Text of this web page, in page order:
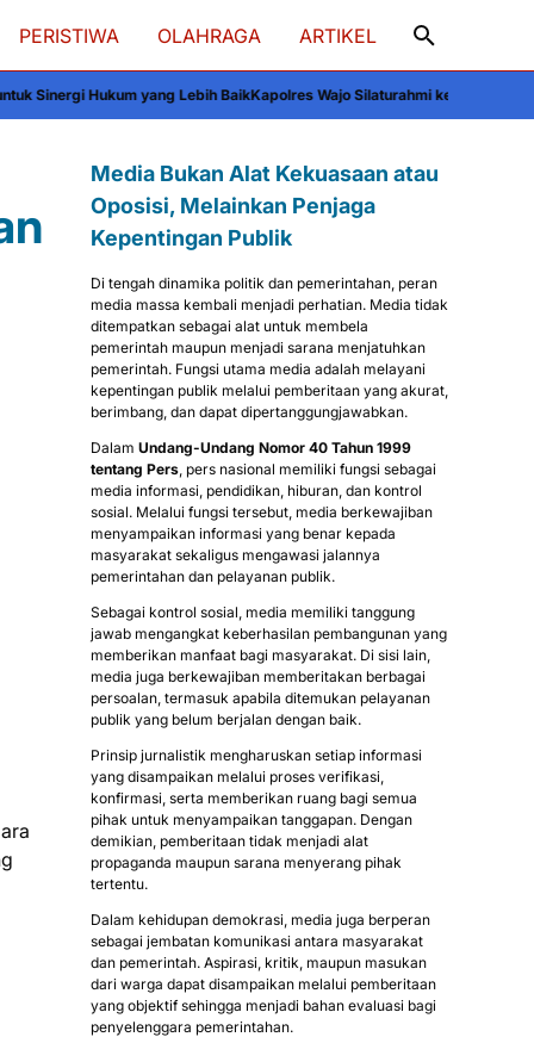
PERISTIWA OLAHRAGA ARTIKEL
Lebih BaikKapolres Wajo Silaturahmi ke Bupati Andi Rosman, Sinergi
Media Bukan Alat Kekuasaan atau
Oposisi, Melainkan Penjaga
Kepentingan Publik
Di tengah dinamika politik dan pemerintahan, peran
media massa kembali menjadi perhatian. Media tidak
ditempatkan sebagai alat untuk membela
pemerintah maupun menjadi sarana menjatuhkan
pemerintah. Fungsi utama media adalah melayani
kepentingan publik melalui pemberitaan yang akurat,
berimbang, dan dapat dipertanggungjawabkan.
Dalam Undang-Undang Nomor 40 Tahun 1999
tentang Pers, pers nasional memiliki fungsi sebagai
media informasi, pendidikan, hiburan, dan kontrol
sosial. Melalui fungsi tersebut, media berkewajiban
menyampaikan informasi yang benar kepada
masyarakat sekaligus mengawasi jalannya
pemerintahan dan pelayanan publik.
Sebagai kontrol sosial, media memiliki tanggung
jawab mengangkat keberhasilan pembangunan yang
memberikan manfaat bagi masyarakat. Di sisi lain,
media juga berkewajiban memberitakan berbagai
persoalan, termasuk apabila ditemukan pelayanan
publik yang belum berjalan dengan baik.
Prinsip jurnalistik mengharuskan setiap informasi
yang disampaikan melalui proses verifikasi,
konfirmasi, serta memberikan ruang bagi semua
pihak untuk menyampaikan tanggapan. Dengan
demikian, pemberitaan tidak menjadi alat
propaganda maupun sarana menyerang pihak
tertentu.
Dalam kehidupan demokrasi, media juga berperan
sebagai jembatan komunikasi antara masyarakat
dan pemerintah. Aspirasi, kritik, maupun masukan
dari warga dapat disampaikan melalui pemberitaan
yang objektif sehingga menjadi bahan evaluasi bagi
penyelenggara pemerintahan.